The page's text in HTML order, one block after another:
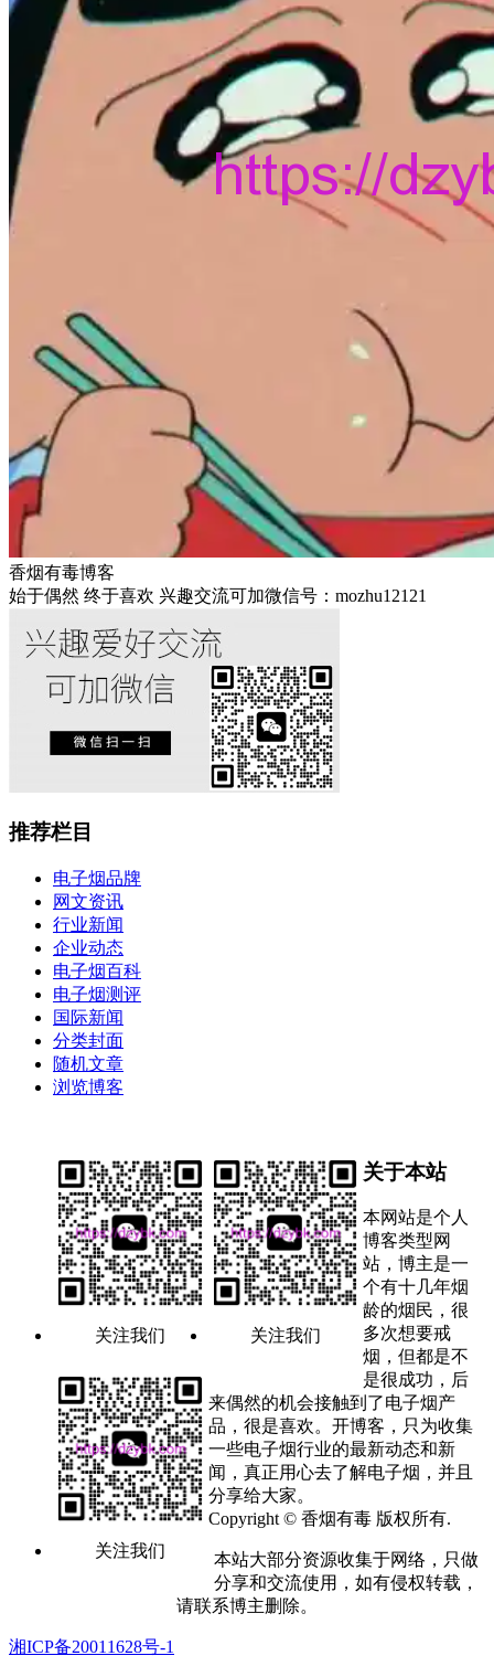
香烟有毒博客
始于偶然 终于喜欢 兴趣交流可加微信号：mozhu12121
推荐栏目
电子烟品牌
网文资讯
行业新闻
企业动态
电子烟百科
电子烟测评
国际新闻
分类封面
随机文章
浏览博客
关注我们 关注我们
关注我们
关于本站
本网站是个人
博客类型网
站，博主是一
个有十几年烟
龄的烟民，很
多次想要戒
烟，但都是不
是很成功，后
来偶然的机会接触到了电子烟产
品，很是喜欢。开博客，只为收集
一些电子烟行业的最新动态和新
闻，真正用心去了解电子烟，并且
分享给大家。
Copyright © 香烟有毒 版权所有.
本站大部分资源收集于网络，只做
分享和交流使用，如有侵权转载，
请联系博主删除。
湘ICP备20011628号-1